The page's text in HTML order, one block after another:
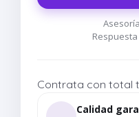
Contrata con total
Calidad